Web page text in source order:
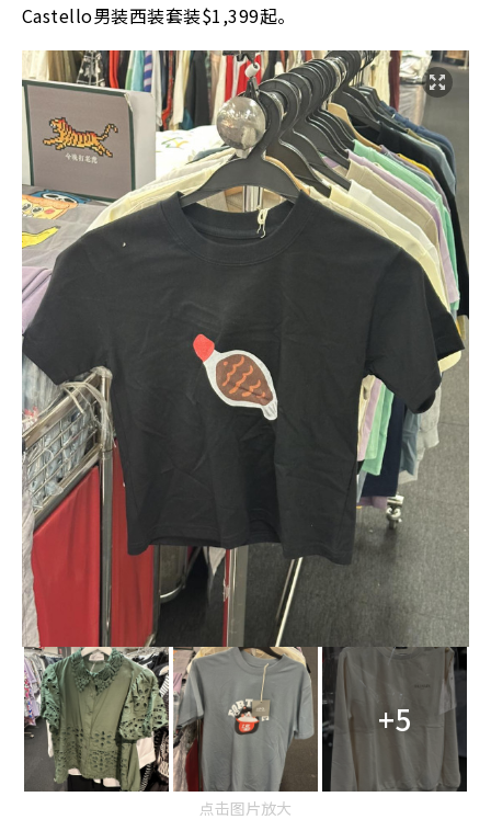
Castello男装西装套装$1,399起。
+5
点击图片放大